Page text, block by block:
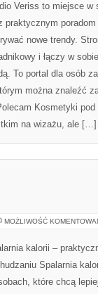
Veriss to miejsce w
praktycznym
nowe trendy.
i łączy w
To portal dla osób
można znaleźć
Kosmetyki
na wizażu, ale […]
MOŻLIWOŚĆ
kalorii –
Spalarnia
które chcą